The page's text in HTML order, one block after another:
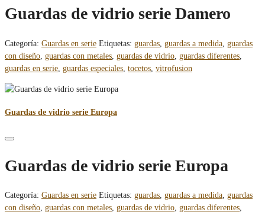
Guardas de vidrio serie Damero
Categoría: Guardas en serie Etiquetas: guardas guardas a medida guardas
con diseño guardas con metales guardas de vidrio guardas diferentes
guardas en serie guardas especiales tocetos vitrofusion
Guardas de vidrio serie Europa
Guardas de vidrio serie Europa
Categoría: Guardas en serie Etiquetas: guardas, guardas a medida, guardas
con diseño, guardas con metales, guardas de vidrio, guardas diferentes,